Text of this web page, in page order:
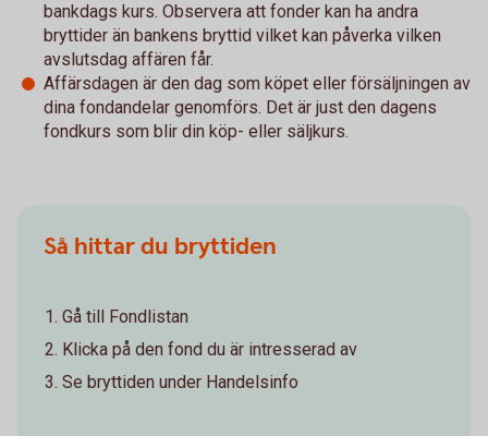
bankdags kurs. Observera att fonder kan ha andra
bryttider än bankens bryttid vilket kan påverka vilken
avslutsdag affären får.
Affärsdagen är den dag som köpet eller försäljningen av
dina fondandelar genomförs. Det är just den dagens
fondkurs som blir din köp- eller säljkurs.
Så hittar du bryttiden
Gå till Fondlistan
Klicka på den fond du är intresserad av
Se bryttiden under Handelsinfo